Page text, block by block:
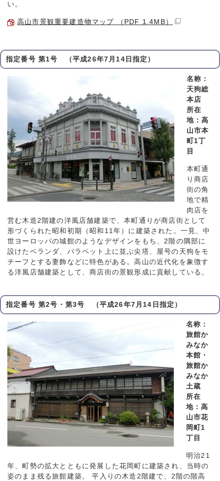
い。
高山市景観重要建造物マップ （PDF 1.4MB）
指定番号 第1号 （平成26年7月14日指定）
名称：
天狗総
本店
所在
地：高
山市本
町1丁
目
本町通
り商店
街の角
地で精
肉店を
営む木造2階建の洋風店舗建築で、本町通りが商店街として
形づくられた昭和初期（昭和11年）に建築された。一見、中
世ヨーロッパの城館のようなデザインをもち、2階の隅部に
設けたベランダ、パラペット上に並ぶ尖塔、屋号の天狗をモ
チーフとする妻飾などに特色がある。高山の近代化を象徴す
る洋風店舗建築として、商店街の景観形成に貢献している。
指定番号 第2号・第3号 （平成26年7月14日指定）
名称：
旅館か
みなか
本館・
旅館か
みなか
土蔵
所在
地：高
山市花
岡町1
丁目
明治21
年、町勢の拡大とともに発展した花岡町に建築され、当時の
姿のまま残る旅館建築。 平入りの木造2階建で、2階の階高